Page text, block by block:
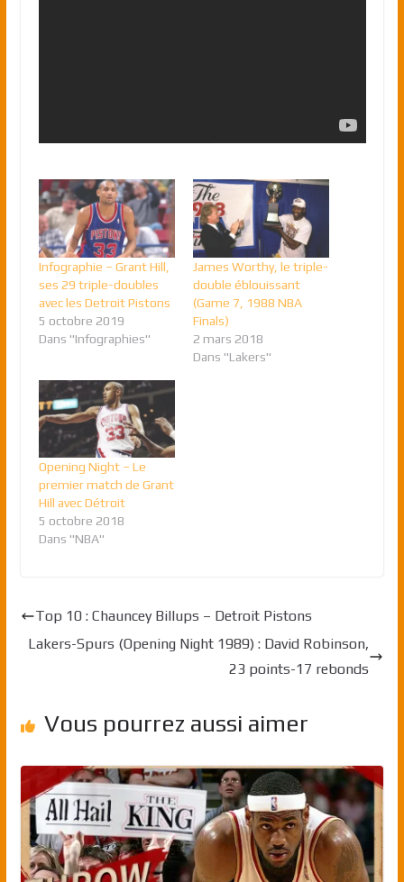
Infographie – Grant Hill,
ses 29 triple-doubles
avec les Detroit Pistons
5 octobre 2019
Dans "Infographies"
James Worthy, le triple-
double éblouissant
(Game 7, 1988 NBA
Finals)
2 mars 2018
Dans "Lakers"
Opening Night – Le
premier match de Grant
Hill avec Détroit
5 octobre 2018
Dans "NBA"
Top 10 : Chauncey Billups – Detroit Pistons
Lakers-Spurs (Opening Night 1989) : David Robinson,
23 points-17 rebonds
Vous pourrez aussi aimer